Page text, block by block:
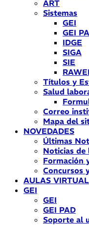
ART
Sistemas
GEI
GEI
IDGE
SIGA
SIE
Títulos y
Salud
Correo
Mapa del
NOVEDADES
Últimas
Noticias de
Formación
Concursos
AULAS
GEI
GEI
GEI PAD
Soporte al